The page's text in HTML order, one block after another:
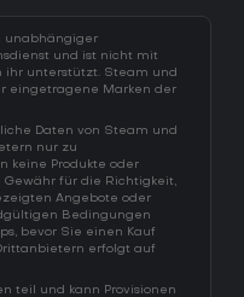
unabhängiger
und ist nicht mit
ihr unterstützt. Steam und
eingetragene Marken der
Daten von Steam und
nur zu
keine Produkte oder
für die Richtigkeit,
Angebote oder
Bedingungen
bevor Sie einen Kauf
erfolgt auf
teil und kann Provisionen